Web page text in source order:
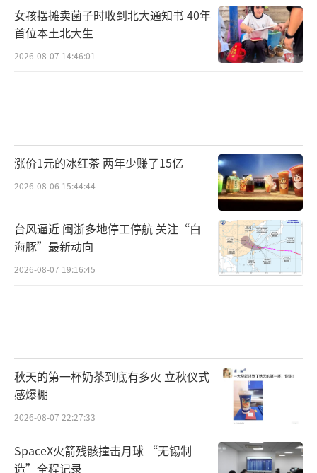
女孩摆摊卖菌子时收到北大通知书 40年
首位本土北大生
2026-08-07 14:46:01
涨价1元的冰红茶 两年少赚了15亿
2026-08-06 15:44:44
台风逼近 闽浙多地停工停航 关注“白
海豚”最新动向
2026-08-07 19:16:45
秋天的第一杯奶茶到底有多火 立秋仪式
感爆棚
2026-08-07 22:27:33
SpaceX火箭残骸撞击月球 “无锡制
造”全程记录